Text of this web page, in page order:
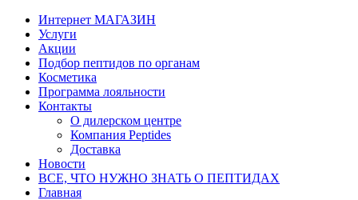
Интернет МАГАЗИН
Услуги
Акции
Подбор пептидов по органам
Косметика
Программа лояльности
Контакты
О дилерском центре
Компания Peptides
Доставка
Новости
ВСЕ, ЧТО НУЖНО ЗНАТЬ О ПЕПТИДАХ
Главная